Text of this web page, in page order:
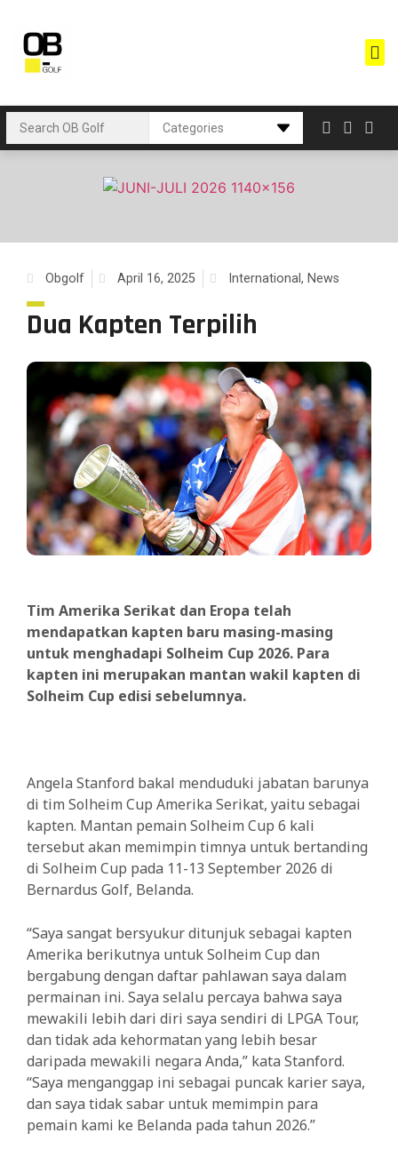
Obgolf April 16, 2025 International, News
Dua Kapten Terpilih
Tim Amerika Serikat dan Eropa telah
mendapatkan kapten baru masing-masing
untuk menghadapi Solheim Cup 2026. Para
kapten ini merupakan mantan wakil kapten di
Solheim Cup edisi sebelumnya.
Angela Stanford bakal menduduki jabatan barunya
di tim Solheim Cup Amerika Serikat, yaitu sebagai
kapten. Mantan pemain Solheim Cup 6 kali
tersebut akan memimpin timnya untuk bertanding
di Solheim Cup pada 11-13 September 2026 di
Bernardus Golf, Belanda.
“Saya sangat bersyukur ditunjuk sebagai kapten
Amerika berikutnya untuk Solheim Cup dan
bergabung dengan daftar pahlawan saya dalam
permainan ini. Saya selalu percaya bahwa saya
mewakili lebih dari diri saya sendiri di LPGA Tour,
dan tidak ada kehormatan yang lebih besar
daripada mewakili negara Anda,” kata Stanford.
“Saya menganggap ini sebagai puncak karier saya,
dan saya tidak sabar untuk memimpin para
pemain kami ke Belanda pada tahun 2026.”